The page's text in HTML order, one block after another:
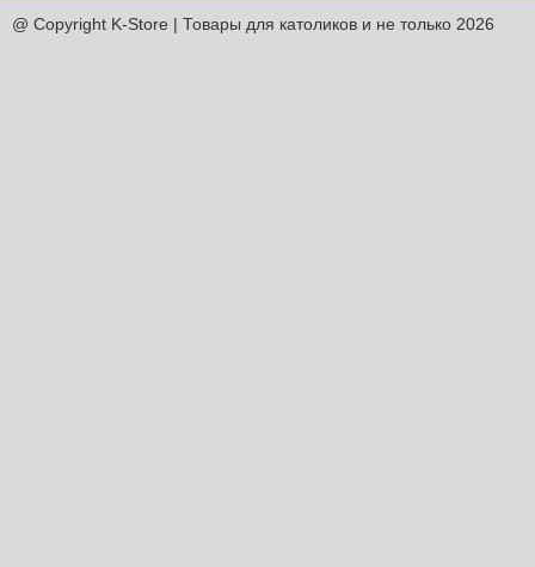
@ Copyright K-Store | Товары для католиков и не только 2026